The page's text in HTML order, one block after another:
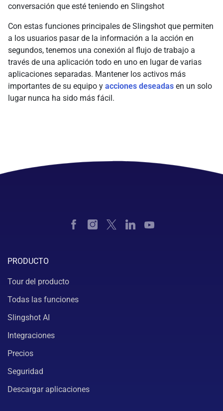
conversación que esté teniendo en Slingshot
Con estas funciones principales de Slingshot que permiten
a los usuarios pasar de la información a la acción en
segundos, tenemos una conexión al flujo de trabajo a
través de una aplicación todo en uno en lugar de varias
aplicaciones separadas. Mantener los activos más
importantes de su equipo y acciones deseadas en un solo
lugar nunca ha sido más fácil.
PRODUCTO
Tour del producto
Todas las funciones
Slingshot AI
Integraciones
Precios
Seguridad
Descargar aplicaciones